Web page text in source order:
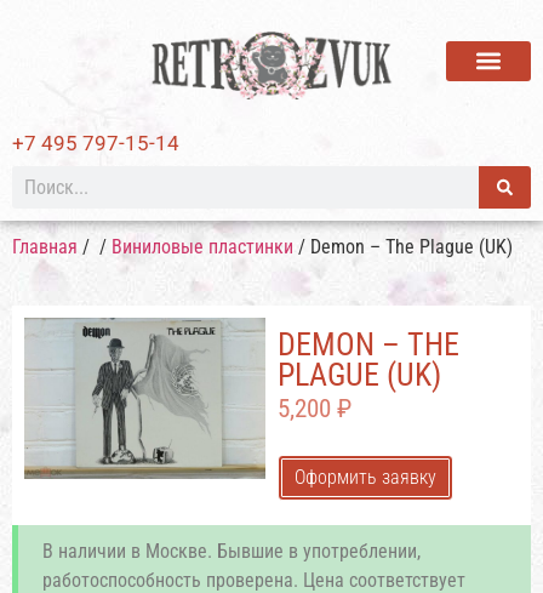
+7 495 797-15-14
Главная / / Виниловые пластинки / Demon – The Plague (UK)
DEMON – THE
PLAGUE (UK)
5,200 ₽
Оформить заявку
В наличии в Москве. Бывшие в употреблении,
работоспособность проверена. Цена соответствует